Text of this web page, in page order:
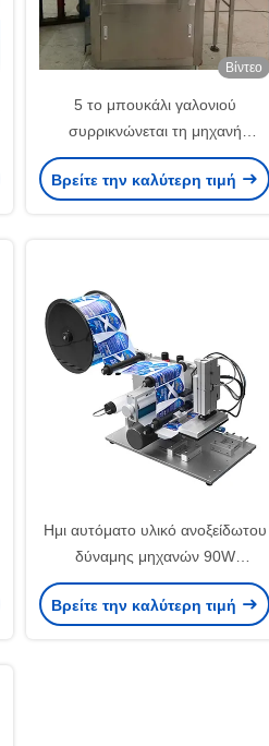
Βίντεο
5 το μπουκάλι γαλονιού
συρρικνώνεται τη μηχανή
μαρκαρίσματος μανικιών με τη
σερβο μηχανή σηράγγων
Βρείτε την καλύτερη τιμή
Ημι αυτόματο υλικό ανοξείδωτου
δύναμης μηχανών 90W
μαρκαρίσματος μπουκαλιών
αεροπλάνων
Βρείτε την καλύτερη τιμή